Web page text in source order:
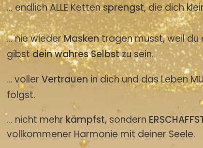
... endlich ALLE Kettensprengst, die dich
... nie wiederMaskentragen musst, weil du
gibstdein wahres Selbstzu sein.
... vollerVertrauenin dich und das Leben
folgst.
... nicht mehr kämpfst, sondern
vollkommener Harmonie mit deiner Seele.